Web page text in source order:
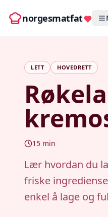
norgesmatfat
LETT HOVEDRETT
15 min
Lær hvordan du
friske
enkel å lage og